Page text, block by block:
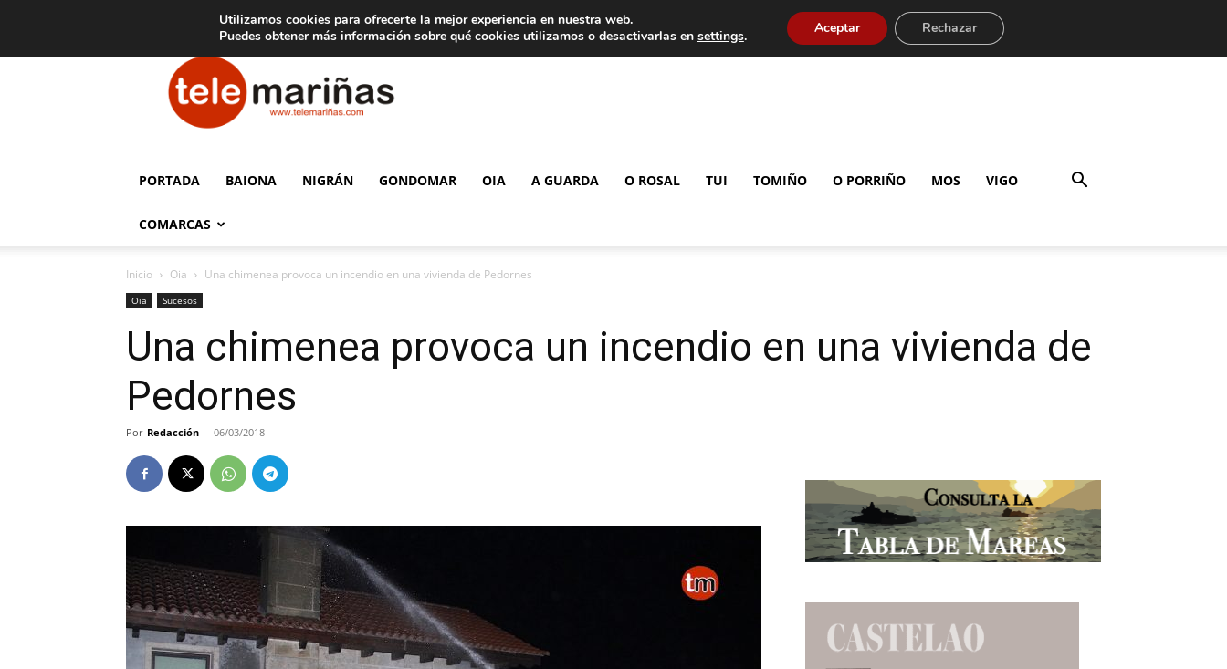
Aviso legal Tarifas de publicidad
Telemariñas
PORTADA BAIONA NIGRÁN GONDOMAR OIA A GUARDA O ROSAL TUI TOMIÑO O PORRIÑO MOS VIGO
COMARCAS
Inicio Oia Una chimenea provoca un incendio en una vivienda de Pedornes
Oia Sucesos
Una chimenea provoca un incendio en una vivienda de
Pedornes
Por Redacción - 06/03/2018
Utilizamos cookies para ofrecerte la mejor experiencia en nuestra web.
Puedes obtener más información sobre qué cookies utilizamos o desactivarlas en settings. Aceptar Rechazar